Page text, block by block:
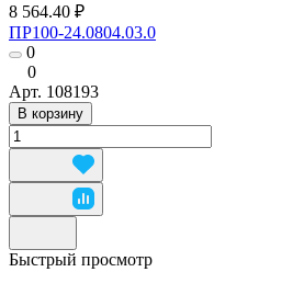
8 564.40 ₽
ПР100-24.0804.03.0
0
0
Арт. 108193
В корзину
Быстрый просмотр